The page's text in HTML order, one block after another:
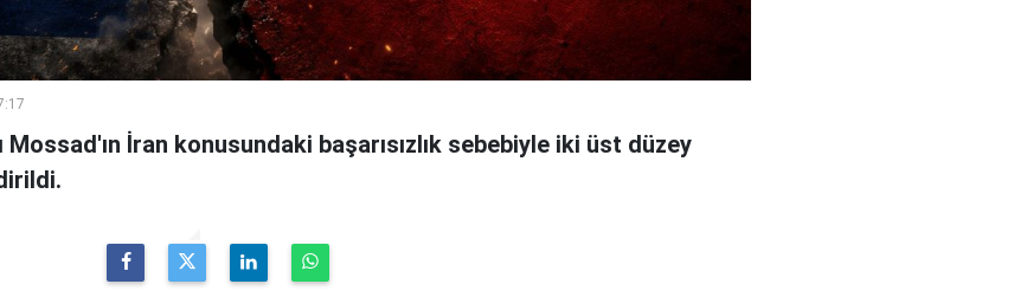
İran konusundaki başarısızlık sebebiyle iki üst düzey